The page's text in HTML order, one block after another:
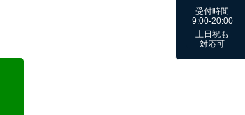
受付時間
9:00-20:00
土日祝も
対応可